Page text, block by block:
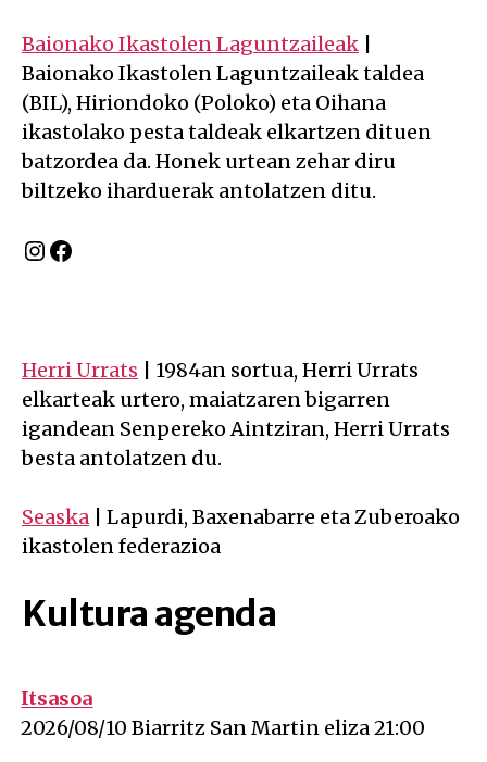
Baionako Ikastolen Laguntzaileak
Baionako Ikastolen Laguntzaileak taldea
(BIL), Hiriondoko (Poloko) eta Oihana
ikastolako pesta taldeak elkartzen dituen
batzordea da. Honek urtean zehar diru
biltzeko iharduerak antolatzen ditu.
Instagram
Facebook
Herri Urrats | 1984an sortua, Herri Urrats
elkarteak urtero, maiatzaren bigarren
igandean Senpereko Aintziran, Herri Urrats
besta antolatzen du.
Seaska | Lapurdi, Baxenabarre eta Zuberoako
ikastolen federazioa
Kultura agenda
Itsasoa
on 2026-08-10 at 0h00
2026/08/10 Biarritz San Martin eliza 21:00